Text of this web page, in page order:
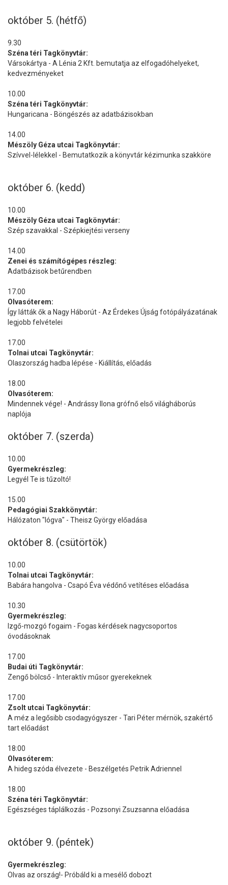
október 5. (hétfő)
9.30
Széna téri Tagkönyvtár:
Vársokártya - A Lénia 2 Kft. bemutatja az elfogadóhelyeket,
kedvezményeket
10.00
Széna téri Tagkönyvtár:
Hungaricana - Böngészés az adatbázisokban
14.00
Mészöly Géza utcai Tagkönyvtár:
Szívvel-lélekkel - Bemutatkozik a könyvtár kézimunka szakköre
október 6. (kedd)
10.00
Mészöly Géza utcai Tagkönyvtár:
Szép szavakkal - Szépkiejtési verseny
14.00
Zenei és számítógépes részleg:
Adatbázisok betűrendben
17.00
Olvasóterem:
Így látták ők a Nagy Háborút - Az Érdekes Újság fotópályázatának
legjobb felvételei
17.00
Tolnai utcai Tagkönyvtár:
Olaszország hadba lépése - Kiállítás, előadás
18.00
Olvasóterem:
Mindennek vége! - Andrássy Ilona grófnő első világháborús
naplója
október 7. (szerda)
10.00
Gyermekrészleg:
Legyél Te is tűzoltó!
15.00
Pedagógiai Szakkönyvtár:
Hálózaton "lógva" - Theisz György előadása
október 8. (csütörtök)
10.00
Tolnai utcai Tagkönyvtár:
Babára hangolva - Csapó Éva védőnő vetítéses előadása
10.30
Gyermekrészleg:
Izgő-mozgó fogaim - Fogas kérdések nagycsoportos
óvodásoknak
17.00
Budai úti Tagkönyvtár:
Zengő bölcső - Interaktív műsor gyerekeknek
17.00
Zsolt utcai Tagkönyvtár:
A méz a legősibb csodagyógyszer - Tari Péter mérnök, szakértő
tart előadást
18:00
Olvasóterem:
A hideg szóda élvezete - Beszélgetés Petrik Adriennel
18.00
Széna téri Tagkönyvtár:
Egészséges táplálkozás - Pozsonyi Zsuzsanna előadása
október 9. (péntek)
Gyermekrészleg:
Olvas az ország!- Próbáld ki a mesélő dobozt